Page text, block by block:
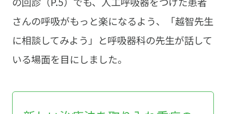
さんの呼吸がもっと楽になるよう、「越智先生
に相談してみよう」と呼吸器科の先生が話して
いる場面を目にしました。